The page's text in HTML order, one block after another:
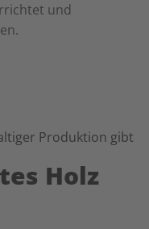
und
Holz